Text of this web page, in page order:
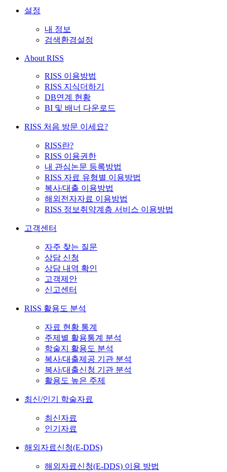
설정
내 정보
검색환경설정
About RISS
RISS 이용방법
RISS 지식더하기
DB연계 현황
BI 및 배너 다운로드
RISS 처음 방문 이세요?
RISS란?
RISS 이용권한
내 관심논문 등록방법
RISS 자료 유형별 이용방법
복사/대출 이용방법
해외전자자료 이용방법
RISS 정보취약계층 서비스 이용방법
고객센터
자주 찾는 질문
상담 신청
상담 내역 확인
고객제안
신고센터
RISS 활용도 분석
자료 현황 통계
주제별 활용통계 분석
학술지 활용도 분석
복사/대출제공 기관 분석
복사/대출신청 기관 분석
활용도 높은 주제
최신/인기 학술자료
최신자료
인기자료
해외자료신청(E-DDS)
해외자료신청(E-DDS) 이용 방법